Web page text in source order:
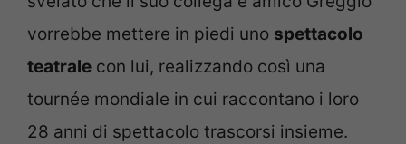
vorrebbe mettere in piedi uno spettacolo
teatrale con lui, realizzando così una
tournée mondiale in cui raccontano i loro
28 anni di spettacolo trascorsi insieme.